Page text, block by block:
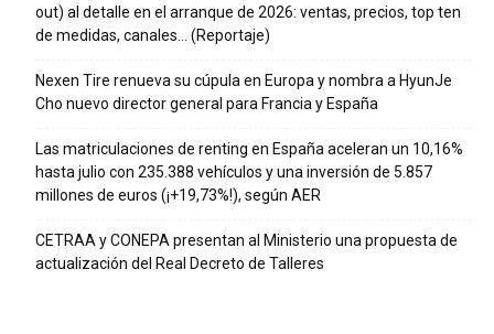
out) al detalle en el arranque de 2026: ventas, precios, top ten
de medidas, canales… (Reportaje)
Nexen Tire renueva su cúpula en Europa y nombra a HyunJe
Cho nuevo director general para Francia y España
Las matriculaciones de renting en España aceleran un 10,16%
hasta julio con 235.388 vehículos y una inversión de 5.857
millones de euros (¡+19,73%!), según AER
CETRAA y CONEPA presentan al Ministerio una propuesta de
actualización del Real Decreto de Talleres